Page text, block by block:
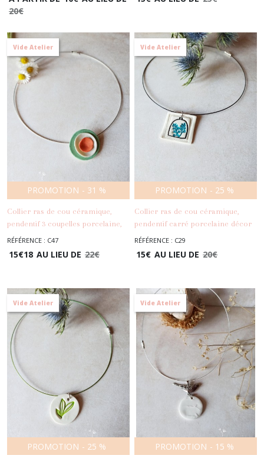
20€
Vide Atelier
PROMOTION - 31 %
Collier ras de cou céramique,
pendentif 3 coupelles porcelaine,
torque acier inoxydable
RÉFÉRENCE : C47
15€18 AU LIEU DE 22€
Vide Atelier
PROMOTION - 25 %
Collier ras de cou céramique,
pendentif carré porcelaine décor
fleurs noir et turquoise
RÉFÉRENCE : C29
15€ AU LIEU DE 20€
Vide Atelier
PROMOTION - 25 %
Vide Atelier
PROMOTION - 15 %